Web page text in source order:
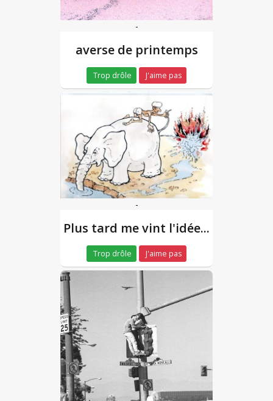
-
averse de printemps
Trop drôle J'aime pas
-
Plus tard me vint l'idée...
Trop drôle J'aime pas